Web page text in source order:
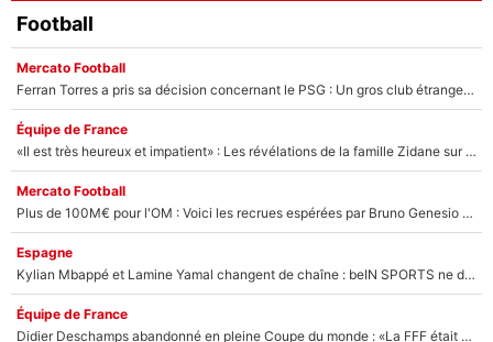
Football
Mercato Football
Ferran Torres a pris sa décision concernant le PSG : Un gros club étranger prêt à relancer le feuilleton pour la signature du champion du monde 2026 !
Équipe de France
«Il est très heureux et impatient» : Les révélations de la famille Zidane sur sa prise de pouvoir en équipe de France !
Mercato Football
Plus de 100M€ pour l'OM : Voici les recrues espérées par Bruno Genesio et Grégory Lorenzi après l’opération dégraissage
Espagne
Kylian Mbappé et Lamine Yamal changent de chaîne : beIN SPORTS ne digère pas cette décision historique et prédit un fiasco pour la Liga
Équipe de France
Didier Deschamps abandonné en pleine Coupe du monde : «La FFF était déjà passée à Zinedine Zidane»